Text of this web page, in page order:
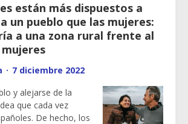
están más dispuestos a
un pueblo que las mujeres:
a una zona rural frente al
mujeres
· 7 diciembre 2022
y alejarse de la
que cada vez
De hecho, los